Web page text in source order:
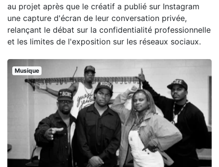
au projet après que le créatif a publié sur Instagram
une capture d'écran de leur conversation privée,
relançant le débat sur la confidentialité professionnelle
et les limites de l'exposition sur les réseaux sociaux.
Musique